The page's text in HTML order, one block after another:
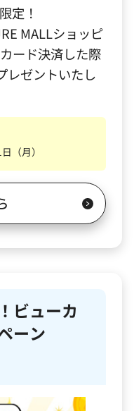
定！
MALLショッピ
ード決済した際
レゼントいたし
（月）
ビューカ
ーン